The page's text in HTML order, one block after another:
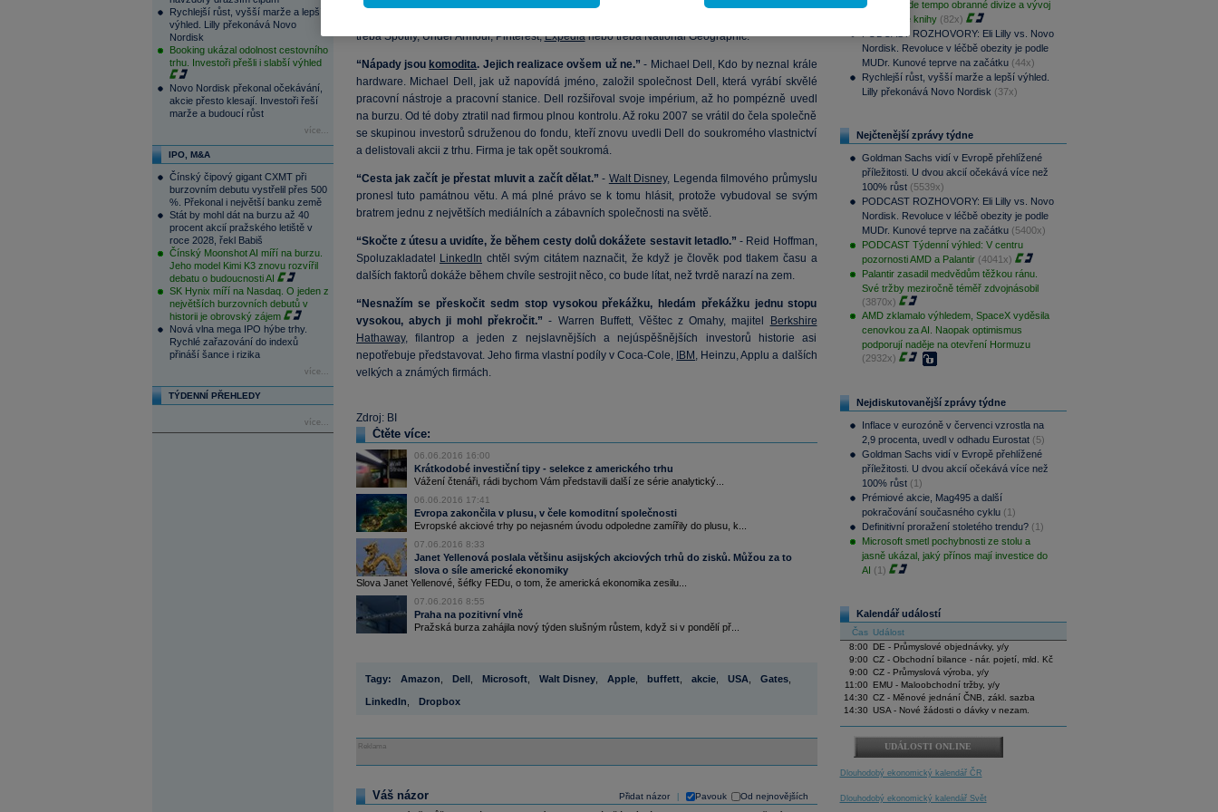
Rychlejší růst, vyšší marže a lepší
výhled. Lilly překonává Novo
Nordisk
Booking ukázal odolnost cestovního
trhu. Investoři přešli i slabší výhled
Novo Nordisk překonal očekávání,
akcie přesto klesají. Investoři řeší
marže a budoucí růst
více...
IPO, M&A
Čínský čipový gigant CXMT při
burzovním debutu vystřelil přes 500
%. Překonal i největší banku země
Stát by mohl dát na burzu až 40
procent akcií pražského letiště v
roce 2028, řekl Babiš
Čínský Moonshot AI míří na burzu.
Jeho model Kimi K3 znovu rozvířil
debatu o budoucnosti AI
SK Hynix míří na Nasdaq. O jeden z
největších burzovních debutů v
historii je obrovský zájem
Nová vlna mega IPO hýbe trhy.
Rychlé zařazování do indexů
přináší šance i rizika
více...
TÝDENNÍ PŘEHLEDY
více...
třeba Spotify, Under Armour, Pinterest,Expedianebo třeba National Geographic.
“Nápady jsou komodita. Jejich realizace ovšem už ne.” - Michael Dell, Kdo by neznal krále
hardware. Michael Dell, jak už napovídá jméno, založil společnost Dell, která vyrábí skvělé
pracovní nástroje a pracovní stanice. Dell rozšiřoval svoje impérium, až ho pompézně uvedl
na burzu. Od té doby ztratil nad firmou plnou kontrolu. Až roku 2007 se vrátil do čela společně
se skupinou investorů sdruženou do fondu, kteří znovu uvedli Dell do soukromého vlastnictví
a delistovali akcii z trhu. Firma je tak opět soukromá.
“Cesta jak začít je přestat mluvit a začít dělat.”- Walt Disney, Legenda filmového průmyslu
pronesl tuto památnou větu. A má plné právo se k tomu hlásit, protože vybudoval se svým
bratrem jednu z největších mediálních a zábavních společnosti na světě.
“Skočte z útesu a uvidíte, že během cesty dolů dokážete sestavit letadlo.” - Reid Hoffman,
Spoluzakladatel
LinkedIn chtěl svým citátem naznačit, že když je člověk pod tlakem času a
dalších faktorů dokáže během chvíle sestrojit něco, co bude lítat, než tvrdě narazí na zem.
“Nesnažím se přeskočit sedm stop vysokou překážku, hledám překážku jednu stopu
vysokou, abych ji mohl překročit.” - Warren Buffett, Věštec z Omahy, majitel
Berkshire
Hathaway, filantrop a jeden z nejslavnějších a nejúspěšnějších investorů historie asi
nepotřebuje představovat. Jeho firma vlastní podíly v Coca-Cole, IBM , Heinzu, Applu a dalších
velkých a známých firmách.
Zdroj: BI
Čtěte více:
06.06.2016 16:00
Krátkodobé investiční tipy - selekce z amerického trhu
Vážení čtenáři, rádi bychom Vám představili další ze série analytický...
06.06.2016 17:41
Evropa zakončila v plusu, v čele komoditní společnosti
Evropské akciové trhy po nejasném úvodu odpoledne zamířily do plusu, k...
07.06.2016 8:33
Janet Yellenová poslala většinu asijských akciových trhů do zisků. Můžou za to
slova o síle americké ekonomiky
Slova Janet Yellenové, šéfky FEDu, o tom, že americká ekonomika zesilu...
07.06.2016 8:55
Praha na pozitivní vlně
Pražská burza zahájila nový týden slušným růstem, když si v pondělí př...
Tagy: Amazon Dell, Microsoft, Walt Disney, Apple, buffett, akcie, USA Gates,
LinkedIn Dropbox
Reklama
Přidat názor Pavouk Od nejnovějších
Váš názor
Klíčové bude tempo obranné divize a vývoj
zakázkové knihy (82x)
PODCAST ROZHOVORY: Eli Lilly vs. Novo
Nordisk. Revoluce v léčbě obezity je podle
MUDr. Kunové teprve na začátku (44x)
Rychlejší růst, vyšší marže a lepší výhled.
Lilly překonává Novo Nordisk (37x)
Nejčtenější zprávy týdne
Goldman Sachs vidí v Evropě přehlížené
příležitosti. U dvou akcií očekává více než
100% růst (5539x)
PODCAST ROZHOVORY: Eli Lilly vs. Novo
Nordisk. Revoluce v léčbě obezity je podle
MUDr. Kunové teprve na začátku (5400x)
PODCAST Týdenní výhled: V centru
pozornosti AMD a Palantir (4041x)
Palantir zasadil medvědům těžkou ránu.
Své tržby meziročně téměř zdvojnásobil
(3870x)
AMD zklamalo výhledem, SpaceX vyděsila
cenovkou za AI. Naopak optimismus
podporují naděje na otevření Hormuzu
(2932x)
Nejdiskutovanější zprávy týdne
Inflace v eurozóně v červenci vzrostla na
2,9 procenta, uvedl v odhadu Eurostat (5)
Goldman Sachs vidí v Evropě přehlížené
příležitosti. U dvou akcií očekává více než
100% růst (1)
Prémiové akcie, Mag495 a další
pokračování současného cyklu (1)
Definitivní proražení stoletého trendu? (1)
Microsoft smetl pochybnosti ze stolu a
jasně ukázal, jaký přínos mají investice do
AI (1)
Kalendář událostí
Čas Událost
8:00
DE - Průmyslové objednávky, y/y
9:00 CZ - Obchodní bilance - nár. pojetí, mld. Kč
9:00 CZ - Průmyslová výroba, y/y
11:00
EMU - Maloobchodní tržby, y/y
14:30 CZ - Měnové jednání ČNB, zákl. sazba
14:30 USA - Nové žádosti o dávky v nezam.
UDÁLOSTI ONLINE
Dlouhodobý ekonomický kalendář ČR
Dlouhodobý ekonomický kalendář Svět